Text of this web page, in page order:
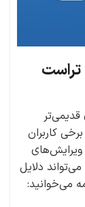
تراست
کاربران
دلایل
می‌خوانید: